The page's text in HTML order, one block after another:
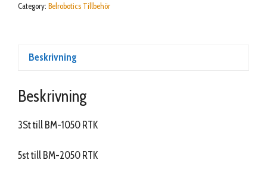
Category: Belrobotics Tillbehör
Beskrivning
Beskrivning
3St till BM-1050 RTK
5st till BM-2050 RTK